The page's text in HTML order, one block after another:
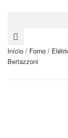
Início / Forno /
Bertazzoni